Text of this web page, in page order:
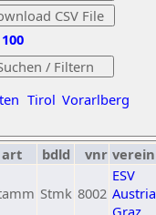
Tirol Vorarlberg
art bdld vnr verein
Stmk 8002
ESV
Austria
Graz